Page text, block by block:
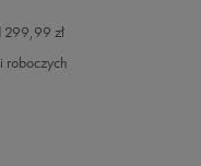
299,99 zł
roboczych